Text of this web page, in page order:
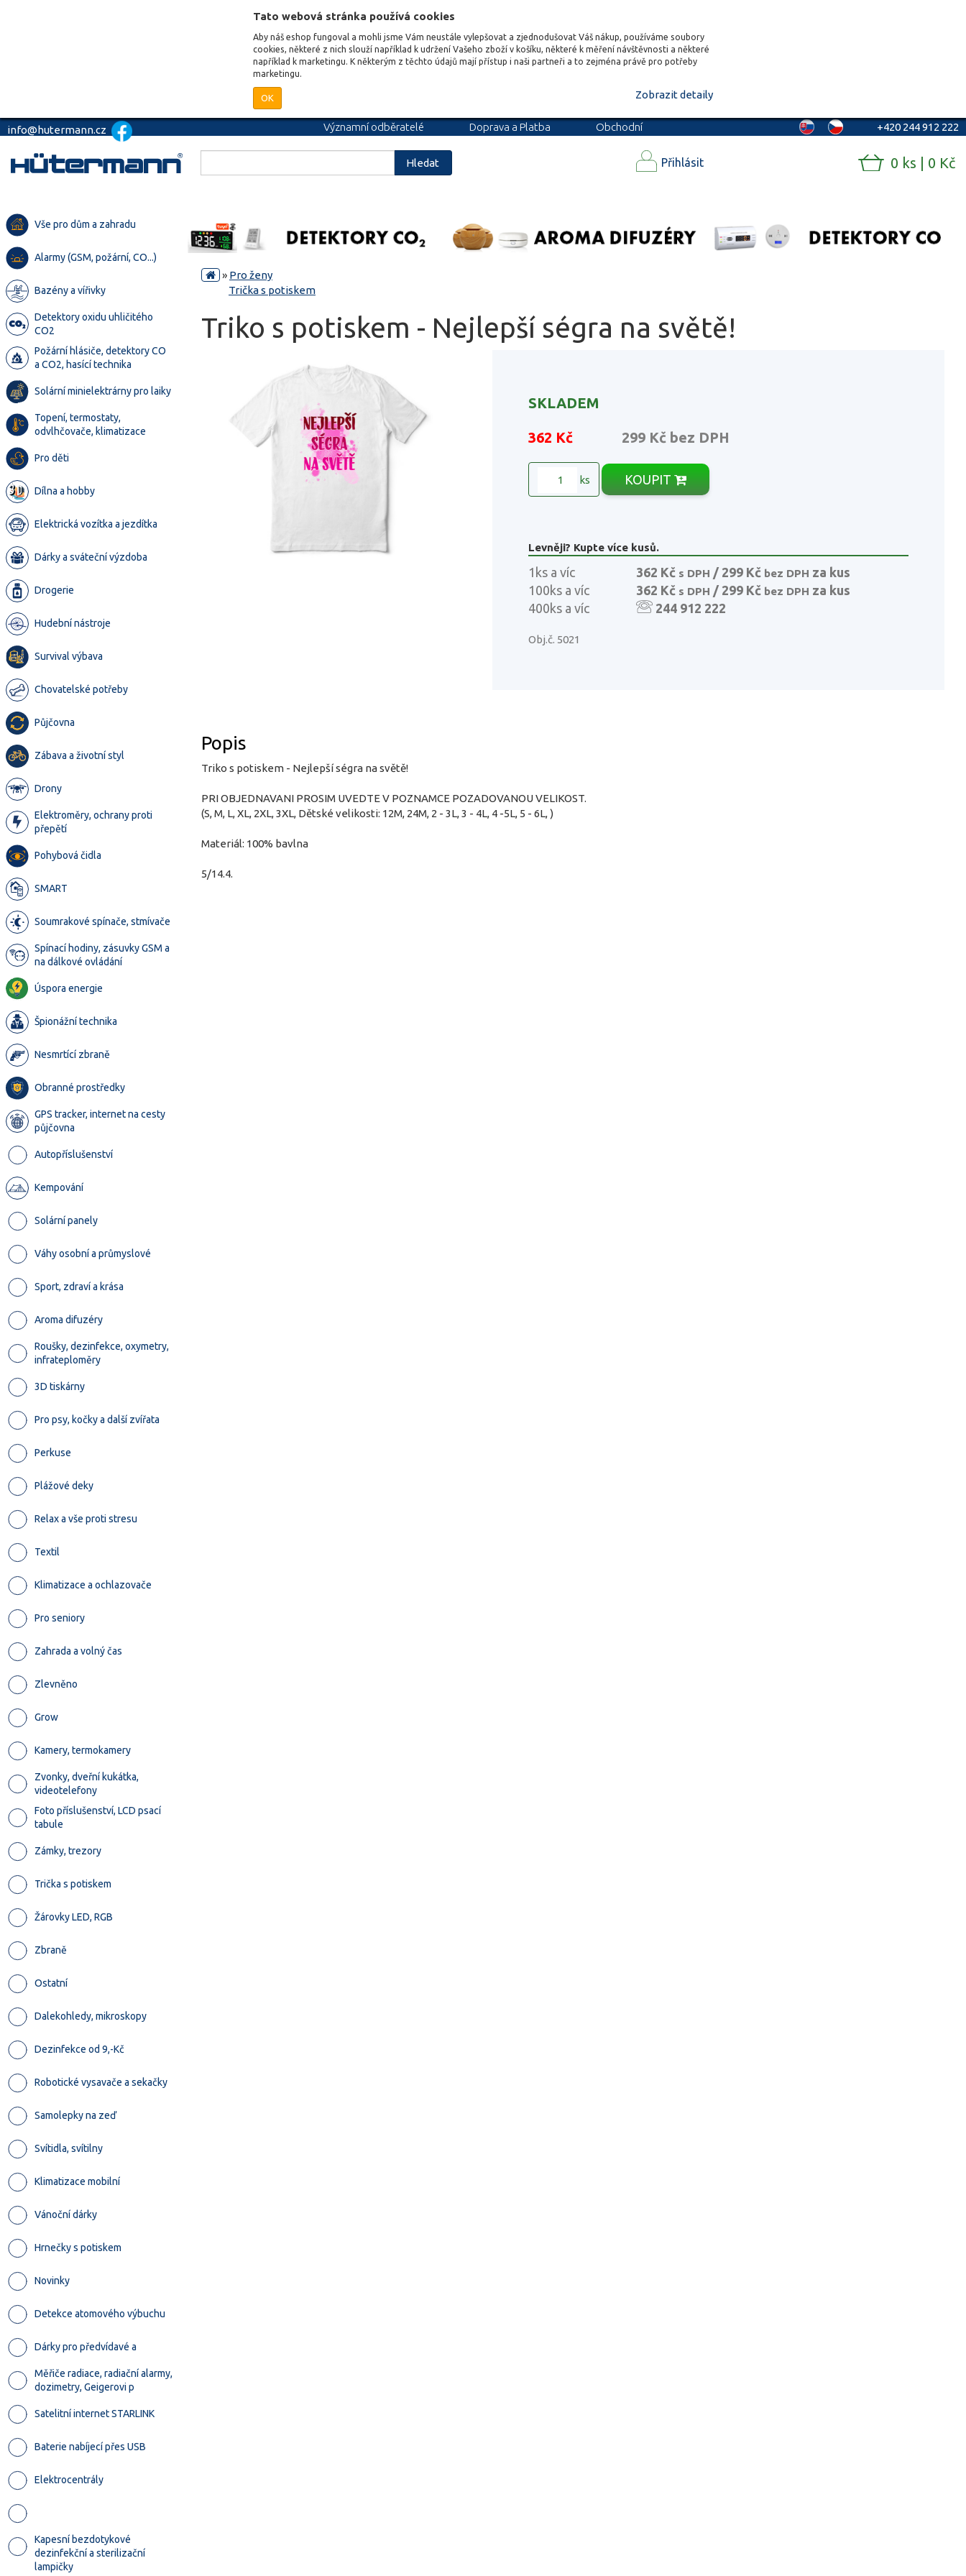
Tato webová stránka používá cookies
Aby náš eshop fungoval a mohli jsme Vám neustále vylepšovat a zjednodušovat Váš nákup, používáme soubory
cookies, některé z nich slouží například k udržení Vašeho zboží v košíku, některé k měření návštěvnosti a některé
například k marketingu. K některým z těchto údajů mají přístup i naši partneři a to zejména právě pro potřeby
marketingu.
OK Zobrazit detaily
info@hutermann.cz Významní odběratelé Doprava a Platba
Obchodní
+420 244 912 222
Hledat Přihlásit 0 ks | 0 Kč
Vše pro dům a zahradu
Alarmy (GSM, požární, CO...)
Bazény a vířivky
Detektory oxidu uhličitého
CO2
Požární hlásiče, detektory CO
a CO2, hasící technika
Solární minielektrárny pro laiky
Topení, termostaty,
odvlhčovače, klimatizace
Pro děti
Dílna a hobby
Elektrická vozítka a jezdítka
Dárky a sváteční výzdoba
Drogerie
Hudební nástroje
Survival výbava
Chovatelské potřeby
Půjčovna
Zábava a životní styl
Drony
Elektroměry, ochrany proti
přepětí
Pohybová čidla
SMART
Soumrakové spínače, stmívače
Spínací hodiny, zásuvky GSM a
na dálkové ovládání
Úspora energie
Špionážní technika
Nesmrtící zbraně
Obranné prostředky
GPS tracker, internet na cesty
půjčovna
Autopříslušenství
Kempování
Solární panely
Váhy osobní a průmyslové
Sport, zdraví a krása
Aroma difuzéry
Roušky, dezinfekce, oxymetry,
infrateploměry
3D tiskárny
Pro psy, kočky a další zvířata
Perkuse
Plážové deky
Relax a vše proti stresu
Textil
Klimatizace a ochlazovače
Pro seniory
Zahrada a volný čas
Zlevněno
Grow
Kamery, termokamery
Zvonky, dveřní kukátka,
videotelefony
Foto příslušenství, LCD psací
tabule
Zámky, trezory
Trička s potiskem
Žárovky LED, RGB
Zbraně
Ostatní
Dalekohledy, mikroskopy
Dezinfekce od 9,-Kč
Robotické vysavače a sekačky
Samolepky na zeď
Svítidla, svítilny
Klimatizace mobilní
Vánoční dárky
Hrnečky s potiskem
Novinky
Detekce atomového výbuchu
Dárky pro předvídavé a
Měřiče radiace, radiační alarmy,
dozimetry, Geigerovi p
Satelitní internet STARLINK
Baterie nabíjecí přes USB
Elektrocentrály
Kapesní bezdotykové
dezinfekční a sterilizační
lampičky
» Pro ženy
Trička s potiskem
Triko s potiskem - Nejlepší ségra na světě!
SKLADEM
362 Kč 299 Kč bez DPH
ks KOUPIT
Levněji? Kupte více kusů.
1ks a víc 362 Kčs DPH / 299 Kč bez DPH za kus
100ks a víc
362 Kčs DPH / 299 Kč bez DPH za kus
400ks a víc
244 912 222
Obj.č. 5021
Popis
Triko s potiskem - Nejlepší ségra na světě!
PRI OBJEDNAVANI PROSIM UVEDTE V POZNAMCE POZADOVANOU VELIKOST.
(S, M, L, XL, 2XL, 3XL, Dětské velikosti: 12M, 24M, 2 - 3L, 3 - 4L, 4 -5L, 5 - 6L, )
Materiál: 100% bavlna
5/14.4.